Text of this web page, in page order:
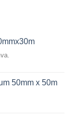
50mm x 50m